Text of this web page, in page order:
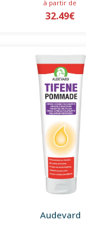
à partir de
32.49€
Audevard